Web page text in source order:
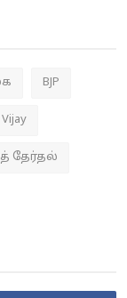
BJP
Vijay
தேர்தல்